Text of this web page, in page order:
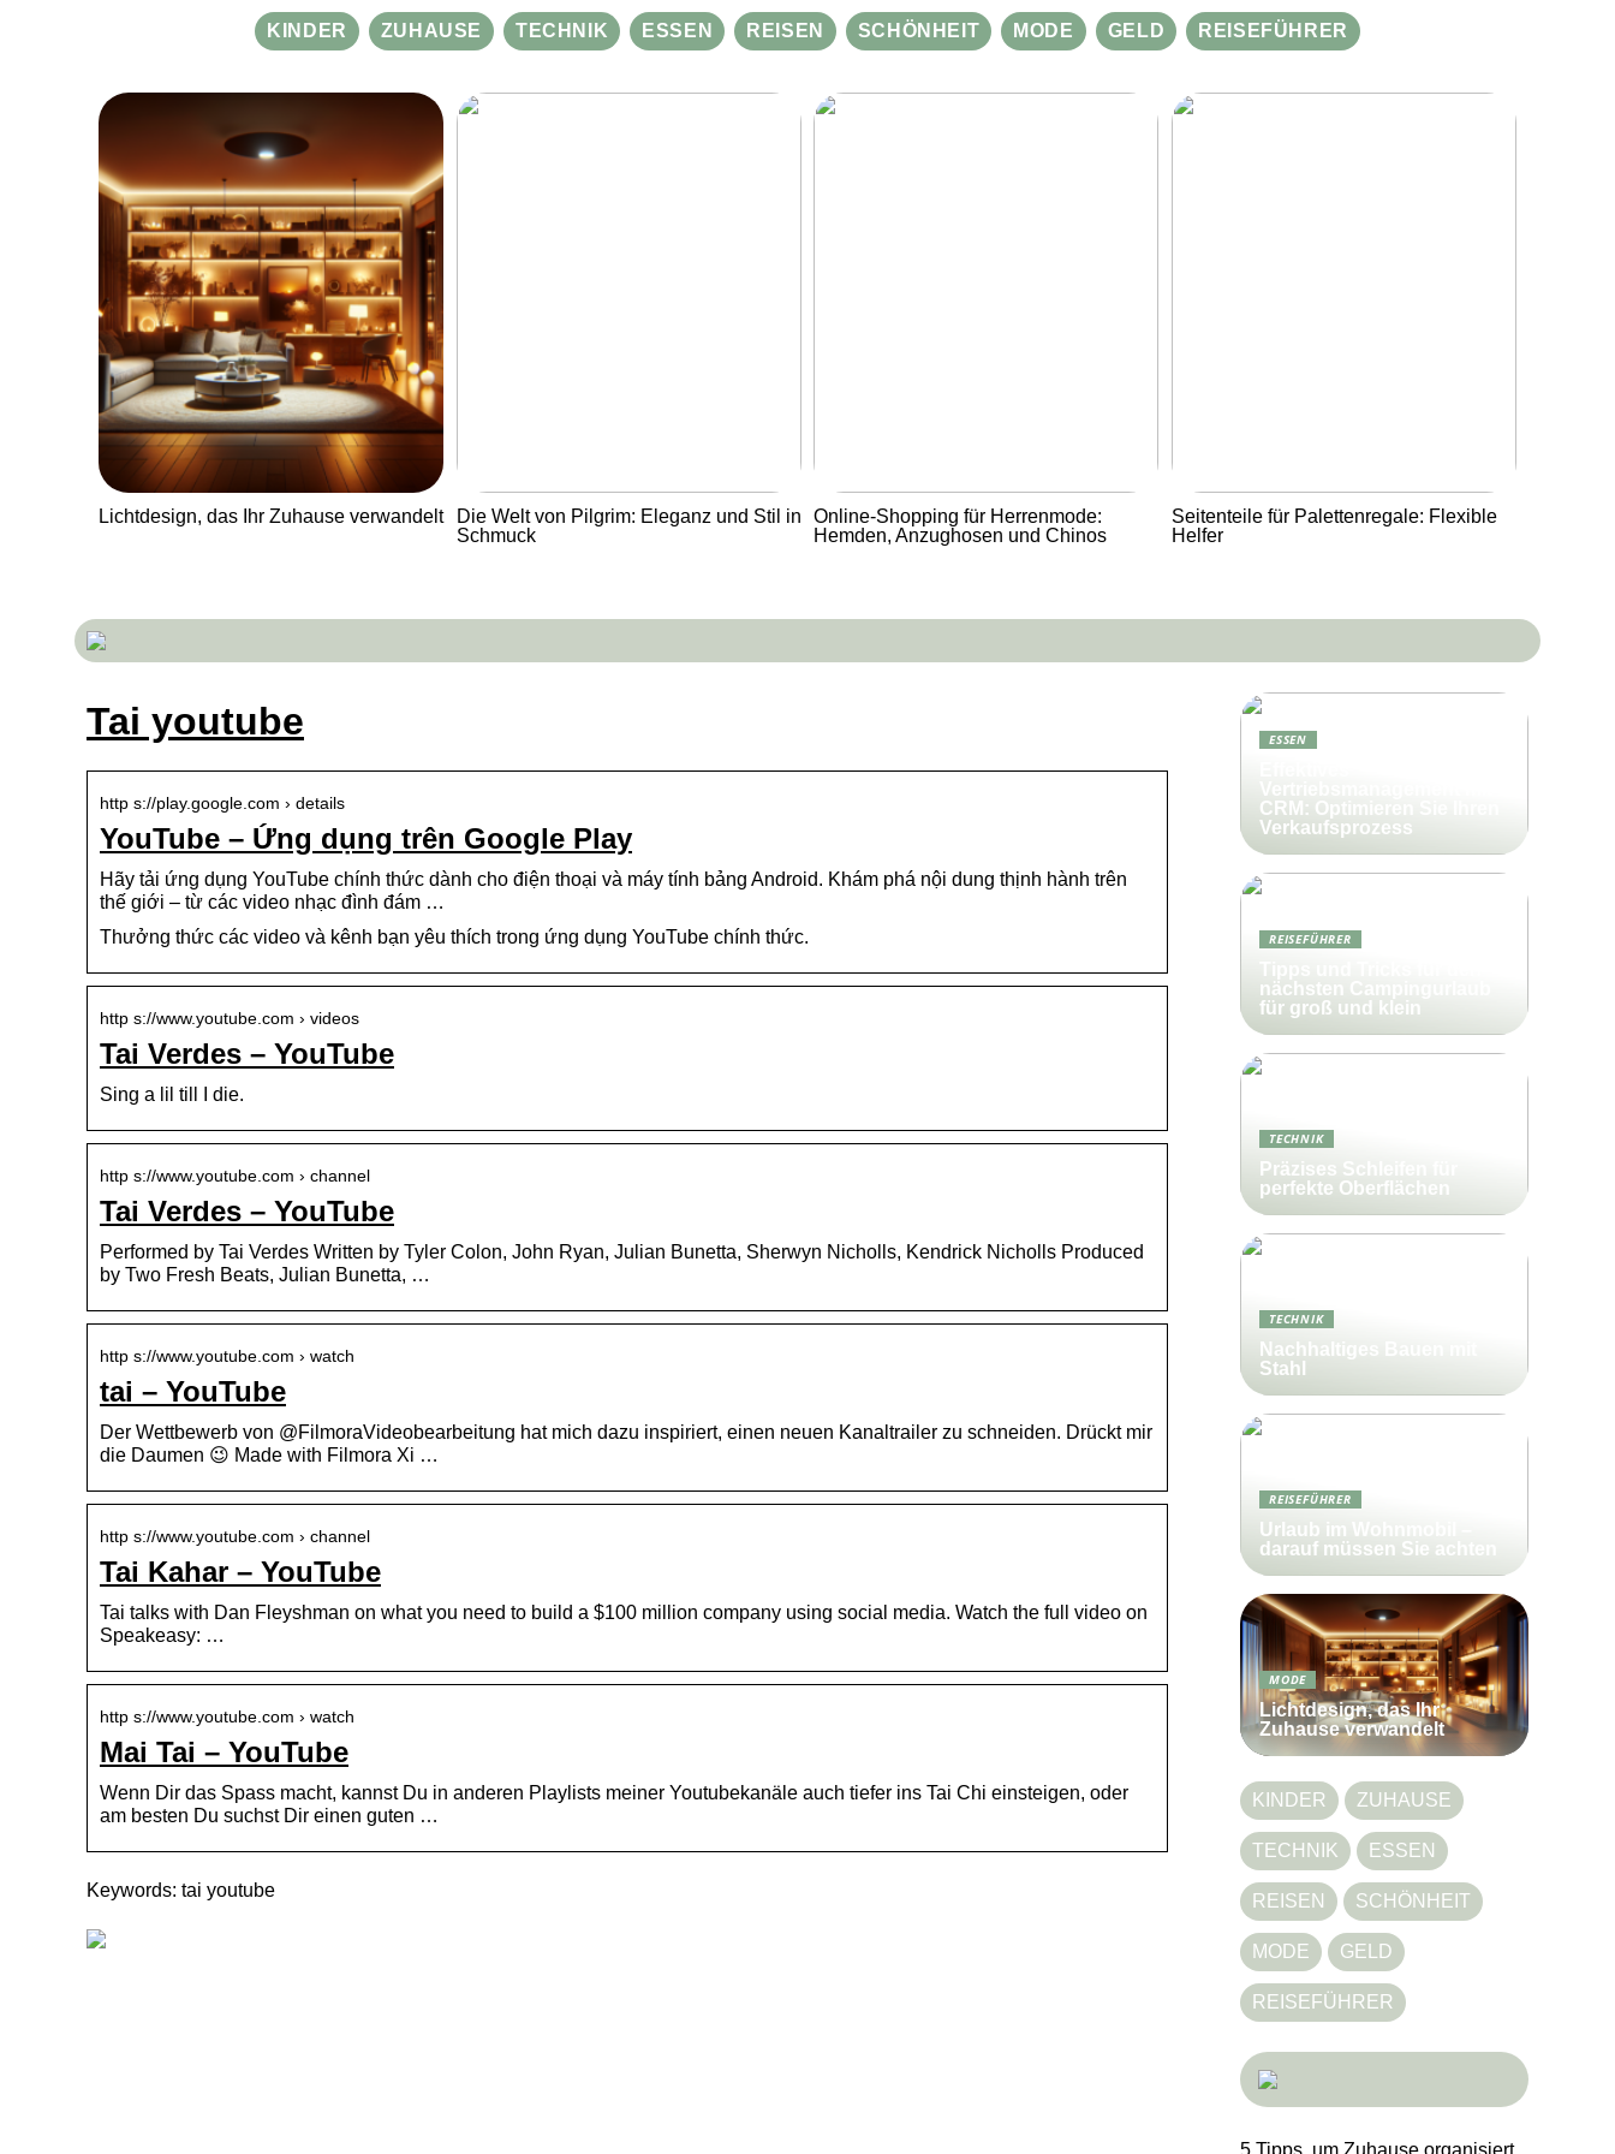
KINDER ZUHAUSE TECHNIK ESSEN REISEN SCHÖNHEIT MODE GELD REISEFÜHRER
Lichtdesign, das Ihr Zuhause verwandelt
Die Welt von Pilgrim: Eleganz und Stil in
Schmuck
Online-Shopping für Herrenmode:
Hemden, Anzughosen und Chinos
Seitenteile für Palettenregale: Flexible
Helfer
Tai youtube
http s://play.google.com › details
YouTube – Ứng dụng trên Google Play
Hãy tải ứng dụng YouTube chính thức dành cho điện thoại và máy tính bảng Android. Khám phá nội dung thịnh hành trên
thế giới – từ các video nhạc đình đám …
Thưởng thức các video và kênh bạn yêu thích trong ứng dụng YouTube chính thức.
http s://www.youtube.com › videos
Tai Verdes – YouTube
Sing a lil till I die.
http s://www.youtube.com › channel
Tai Verdes – YouTube
Performed by Tai Verdes Written by Tyler Colon, John Ryan, Julian Bunetta, Sherwyn Nicholls, Kendrick Nicholls Produced
by Two Fresh Beats, Julian Bunetta, …
http s://www.youtube.com › watch
tai – YouTube
Der Wettbewerb von @FilmoraVideobearbeitung hat mich dazu inspiriert, einen neuen Kanaltrailer zu schneiden. Drückt mir
die Daumen 😉 Made with Filmora Xi …
http s://www.youtube.com › channel
Tai Kahar – YouTube
Tai talks with Dan Fleyshman on what you need to build a $100 million company using social media. Watch the full video on
Speakeasy: …
http s://www.youtube.com › watch
Mai Tai – YouTube
Wenn Dir das Spass macht, kannst Du in anderen Playlists meiner Youtubekanäle auch tiefer ins Tai Chi einsteigen, oder
am besten Du suchst Dir einen guten …
Keywords: tai youtube
ESSEN
CRM: Optimieren Sie Ihren
Verkaufsprozess
REISEFÜHRER
nächsten Campingurlaub
für groß und klein
TECHNIK
Präzises Schleifen für
perfekte Oberflächen
TECHNIK
Nachhaltiges Bauen mit
Stahl
REISEFÜHRER
Urlaub im Wohnmobil –
darauf müssen Sie achten
MODE
Lichtdesign, das Ihr
Zuhause verwandelt
KINDER ZUHAUSE
TECHNIK ESSEN
REISEN SCHÖNHEIT
MODE GELD
REISEFÜHRER
5 Tipps, um Zuhause organisiert